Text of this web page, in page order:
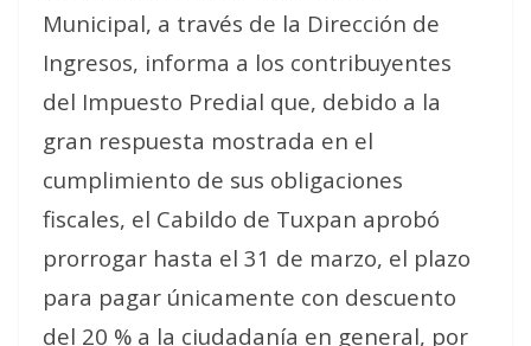
Municipal, a través de la Dirección de
Ingresos, informa a los contribuyentes
del Impuesto Predial que, debido a la
gran respuesta mostrada en el
cumplimiento de sus obligaciones
fiscales, el Cabildo de Tuxpan aprobó
prorrogar hasta el 31 de marzo, el plazo
para pagar únicamente con descuento
del 20 % a la ciudadanía en general, por